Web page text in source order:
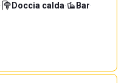
· Doccia calda· Bar·